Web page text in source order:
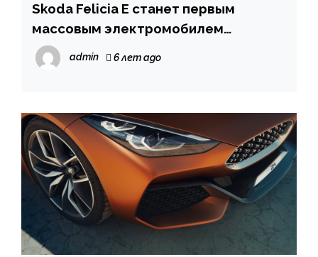
Skoda Felicia E станет первым
массовым электромобилем
компании
admin 6 лет ago